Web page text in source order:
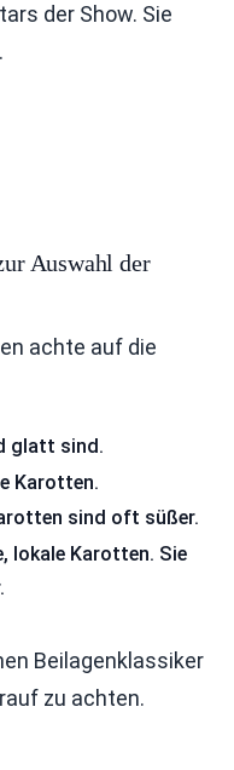
der Show. Sie
Auswahl der
achte auf die
glatt sind.
Karotten.
sind oft süßer.
lokale Karotten. Sie
Beilagenklassiker
zu achten.